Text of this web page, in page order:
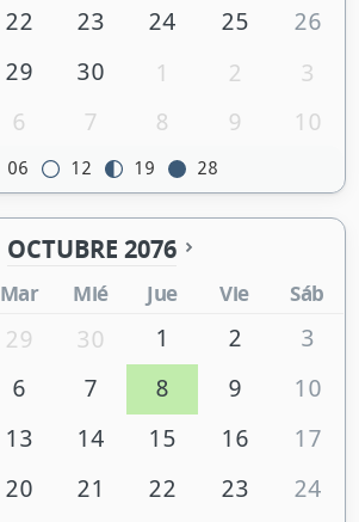
22 23 24 25
26
29 30 1 2
3
6 7 8 9 10
06 12 19 28
OCTUBRE 2076
Mar Mié Jue Vie Sáb
29 30 1 2
3
6 7 8 9
10
13 14 15 16
17
20 21 22 23
24